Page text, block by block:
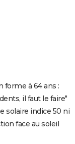
forme à 64 ans :
il faut le faire"
solaire indice 50 ni
face au soleil